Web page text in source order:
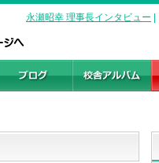
永瀬昭幸 理事長インタビュー